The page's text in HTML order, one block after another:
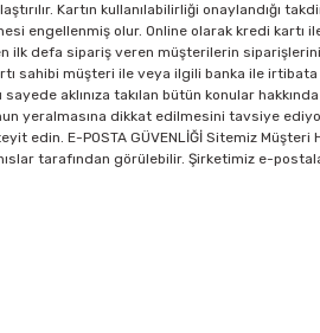
Kartın kullanılabilirliği onaylandığı
engellenmiş olur. Online olarak kredi
ilk defa sipariş veren müşterilerin
sahibi müşteri ile veya ilgili banka ile
aklınıza takılan bütün konular
dikkat edilmesini tavsiye
edin. E-POSTA GÜVENLİĞİ Sitemiz
tarafından görülebilir. Şirketimiz e-